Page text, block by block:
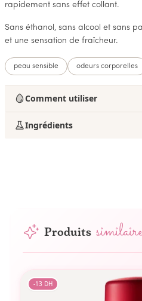
rapidement sans effet collant.
Sans éthanol, sans alcool et sans
et une sensation de fraîcheur.
peau sensible odeurs corporelles
Comment utiliser
Ingrédients
Produits
-13 DH